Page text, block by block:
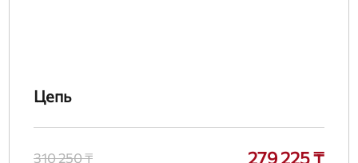
Цепь
310 250 ₸ 279 225 ₸